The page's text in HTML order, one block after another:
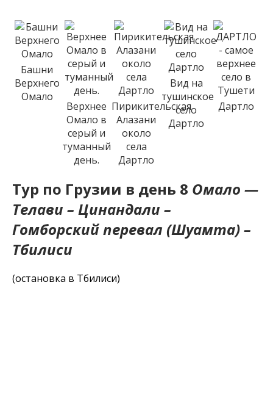
Башни
Верхнего
Омало
Верхнее
Омало в
серый и
туманный
день.
Пирикительская
Алазани
около
села
Дартло
Вид на
тушинское
село
Дартло
Дартло
Тур по Грузии в день 8 Омало —
Телави – Цинандали –
Гомборский перевал (Шуамта) –
Тбилиси
(остановка в Тбилиси)